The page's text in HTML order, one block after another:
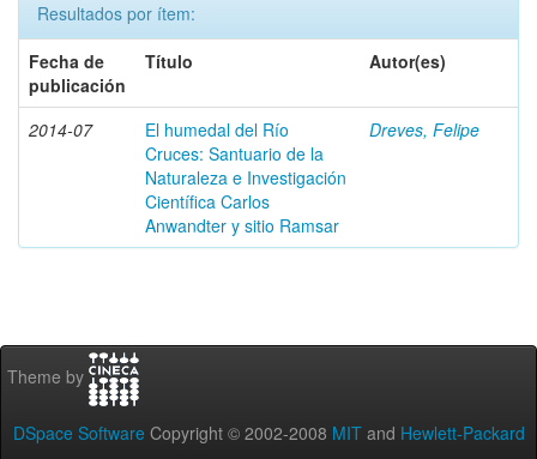
Resultados por ítem:
Fecha de
publicación
Título Autor(es)
2014-07
El humedal del Río
Cruces: Santuario de la
Naturaleza e Investigación
Científica Carlos
Anwandter y sitio Ramsar
Dreves, Felipe
Theme by
DSpace Software Copyright © 2002-2008 MIT and Hewlett-Packard